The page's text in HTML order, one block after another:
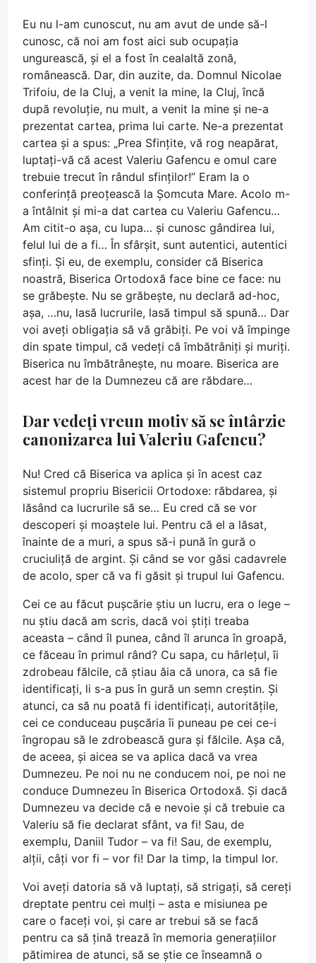
Eu nu l-am cunoscut, nu am avut de unde să-l
cunosc, că noi am fost aici sub ocupația
ungurească, și el a fost în cealaltă zonă,
românească. Dar, din auzite, da. Domnul Nicolae
Trifoiu, de la Cluj, a venit la mine, la Cluj, încă
după revoluție, nu mult, a venit la mine și ne-a
prezentat cartea, prima lui carte. Ne-a prezentat
cartea și a spus: „Prea Sfințite, vă rog neapărat,
luptați-vă că acest Valeriu Gafencu e omul care
trebuie trecut în rândul sfinților!” Eram la o
conferință preoțească la Șomcuta Mare. Acolo m-
a întâlnit și mi-a dat cartea cu Valeriu Gafencu…
Am citit-o așa, cu lupa… și cunosc gândirea lui,
felul lui de a fi… În sfârșit, sunt autentici, autentici
sfinți. Și eu, de exemplu, consider că Biserica
noastră, Biserica Ortodoxă face bine ce face: nu
se grăbește. Nu se grăbește, nu declară ad-hoc,
așa, …nu, lasă lucrurile, lasă timpul să spună… Dar
voi aveți obligația să vă grăbiți. Pe voi vă împinge
din spate timpul, că vedeți că îmbătrâniți și muriți.
Biserica nu îmbătrânește, nu moare. Biserica are
acest har de la Dumnezeu că are răbdare…
Dar vedeți vreun motiv să se întârzie
canonizarea lui Valeriu Gafencu?
Nu! Cred că Biserica va aplica și în acest caz
sistemul propriu Bisericii Ortodoxe: răbdarea, și
lăsând ca lucrurile să se… Eu cred că se vor
descoperi și moaștele lui. Pentru că el a lăsat,
înainte de a muri, a spus să-i pună în gură o
cruciuliță de argint. Și când se vor găsi cadavrele
de acolo, sper că va fi găsit și trupul lui Gafencu.
Cei ce au făcut pușcărie știu un lucru, era o lege –
nu știu dacă am scris, dacă voi știți treaba
aceasta – când îl punea, când îl arunca în groapă,
ce făceau în primul rând? Cu sapa, cu hârlețul, îi
zdrobeau fălcile, că știau ăia că unora, ca să fie
identificați, li s-a pus în gură un semn creștin. Și
atunci, ca să nu poată fi identificați, autoritățile,
cei ce conduceau pușcăria îi puneau pe cei ce-i
îngropau să le zdrobească gura și fălcile. Așa că,
de aceea, și aicea se va aplica dacă va vrea
Dumnezeu. Pe noi nu ne conducem noi, pe noi ne
conduce Dumnezeu în Biserica Ortodoxă. Și dacă
Dumnezeu va decide că e nevoie și că trebuie ca
Valeriu să fie declarat sfânt, va fi! Sau, de
exemplu, Daniil Tudor – va fi! Sau, de exemplu,
alții, câți vor fi – vor fi! Dar la timp, la timpul lor.
Voi aveți datoria să vă luptați, să strigați, să cereți
dreptate pentru cei mulți – asta e misiunea pe
care o faceți voi, și care ar trebui să se facă
pentru ca să țină trează în memoria generațiilor
pătimirea de atunci, să se știe ce înseamnă o